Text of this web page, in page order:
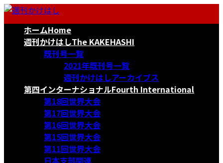
コ
ナ
ホームHome
週刊かけはしThe KAKEHASHI
既刊号一覧
2021年既刊号一覧
週刊かけはしアーカイブス
第四インターナショナルFourth International
第18回世界大会
第17回世界大会
第16回世界大会
第15回世界大会
第11回世界大会
日本支部関連